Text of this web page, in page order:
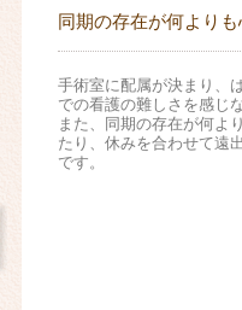
同期の存在が何より
手術室に配属が決まり、
での看護の難しさを感じ
また、同期の存在が何よ
たり、休みを合わせて遠
です。